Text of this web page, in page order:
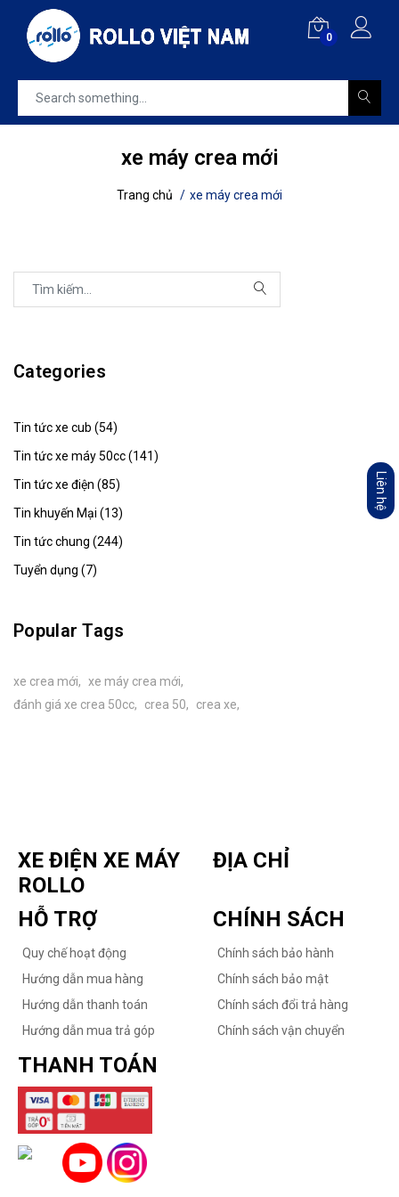
0
xe máy crea mới
Trang chủ xe máy crea mới
Categories
Tin tức xe cub (54)
Tin tức xe máy 50cc (141)
Tin tức xe điện (85)
Tin khuyến Mại (13)
Tin tức chung (244)
Tuyển dụng (7)
Popular Tags
xe crea mới
xe máy crea mới
đánh giá xe crea 50cc
crea 50 crea xe
XE ĐIỆN XE MÁY
ROLLO
ĐỊA CHỈ
HỖ TRỢ
Quy chế hoạt động
Hướng dẫn mua hàng
Hướng dẫn thanh toán
Hướng dẫn mua trả góp
CHÍNH SÁCH
Chính sách bảo hành
Chính sách bảo mật
Chính sách đổi trả hàng
Chính sách vận chuyển
THANH TOÁN
Liên hệ